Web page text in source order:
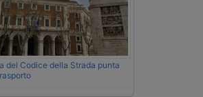
del Codice della Strada punta